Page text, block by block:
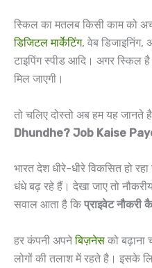
स्किल का मतलब किसी काम को
डिजिटल मार्केटिंग, वेब डिजाइनिंग,
टाइपिंग स्पीड आदि। अगर स्किल
मिल जाएगी।
तो चलिए दोस्तो अब हम यह जानते
Dhundhe? Job Kaise
भारत देश धीरे-धीरे विकसित हो
धंधे बढ़ रहे हैं। देखा जाए तो
सवाल आता है कि प्राइवेट नौकरी
हर कंपनी अपनेबिज़नेस को बढ़ाना
लोगों की तलाश में रहते है। इसके